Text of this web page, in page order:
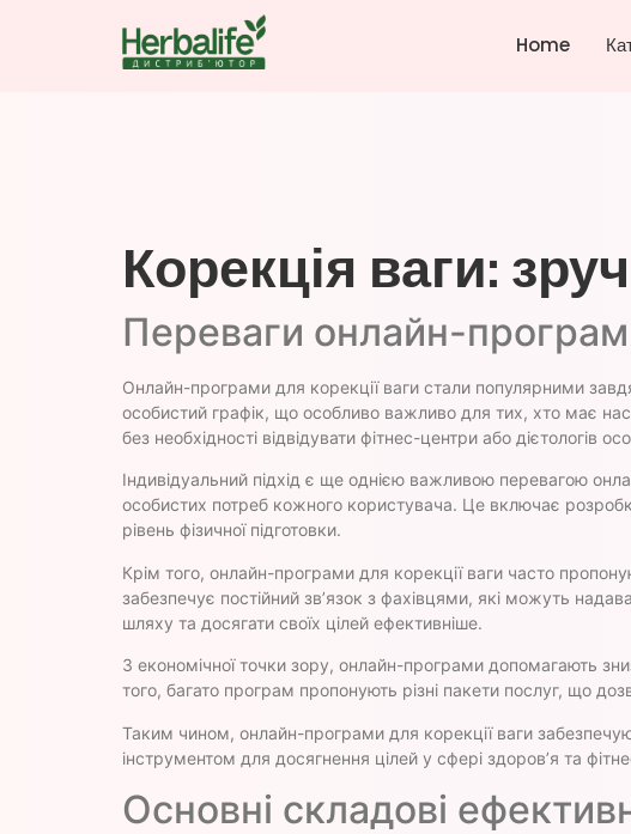
Home
Корекція ваги:
Переваги онлайн-програм
Онлайн-програми для корекції ваги стали популярними
особистий графік, що особливо важливо для тих, хто має
без необхідності відвідувати фітнес-центри або дієтологів
Індивідуальний підхід є ще однією важливою перевагою
особистих потреб кожного користувача. Це включає
рівень фізичної підготовки.
Крім того, онлайн-програми для корекції ваги часто
забезпечує постійний зв’язок з фахівцями, які можуть
шляху та досягати своїх цілей ефективніше.
З економічної точки зору, онлайн-програми допомагають
того, багато програм пропонують різні пакети послуг, що
Таким чином, онлайн-програми для корекції ваги
інструментом для досягнення цілей у сфері здоров’я та
Основні складові